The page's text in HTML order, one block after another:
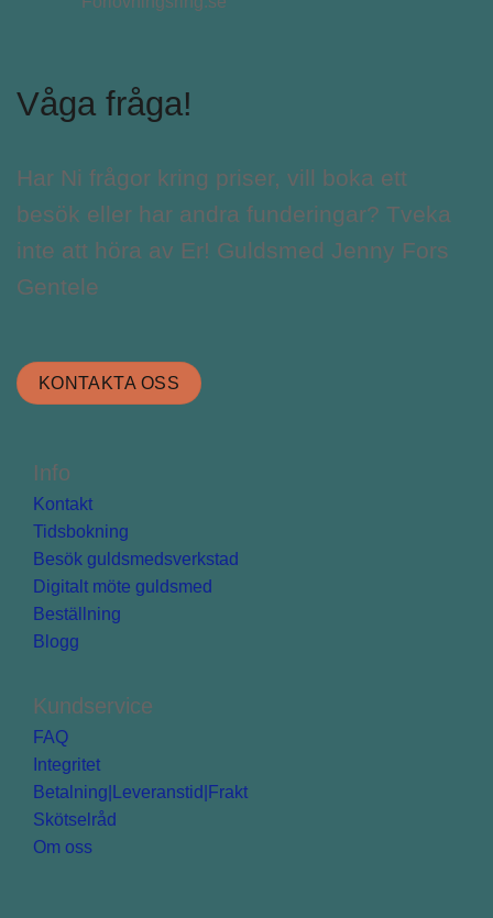
Våga fråga!
Har Ni frågor kring priser, vill boka ett
besök eller har andra funderingar? Tveka
inte att höra av Er! Guldsmed Jenny Fors
Gentele
KONTAKTA OSS
Info
Kontakt
Tidsbokning
Besök guldsmedsverkstad
Digitalt möte guldsmed
Beställning
Blogg
Kundservice
FAQ
Integritet
Betalning|Leveranstid|Frakt
Skötselråd
Om oss